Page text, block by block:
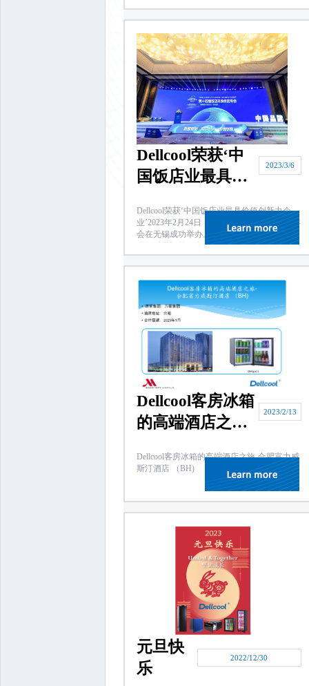
见》（国发【2022】18号）、推动经济社会
发展绿色低碳转型、培育相关产业快速成长,
在2022年度评选活动基础上，青岛市市南区
开展了2023年“小金花”企业（绿色低碳方...
Dellcool荣获‘中
国饭店业最具价
2023/3/6
Dellcool荣获‘中国饭店业最具价值创新力企
业’2023年2月24日，第十四届饭店采购供应年
会在无锡成功举办。通过组委会前期严谨调
研、科学评估，会上将“中国饭店业最具价值
创新力企业”奖项颁发给Dellcool（德而酷），
以表彰其酒店客房冰箱在过往20年服务高端
酒店项目中的卓越表现。 Dellcool（德而酷）
专业研发、生产...
Dellcool客房冰箱
的高端酒店之旅-
酒店 （BH)
2023/2/13
Dellcool客房冰箱的高端酒店之旅-合肥富力威
斯汀酒店 （BH)
元旦快
乐
2022/12/30